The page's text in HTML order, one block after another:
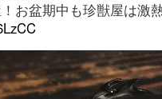
お盆期中も珍獣屋は激